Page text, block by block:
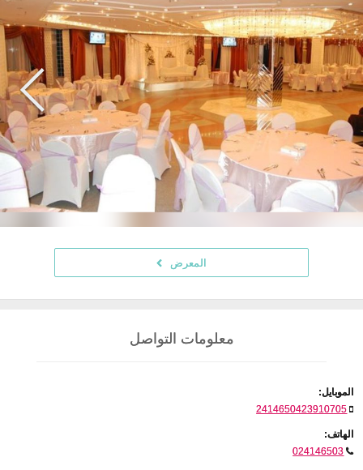
المعرض
معلومات التواصل
الموبايل:
2414650423910705
الهاتف:
024146503